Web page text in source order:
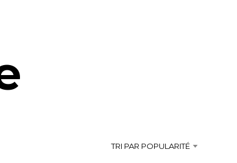
R
TRI PAR POPULARITÉ